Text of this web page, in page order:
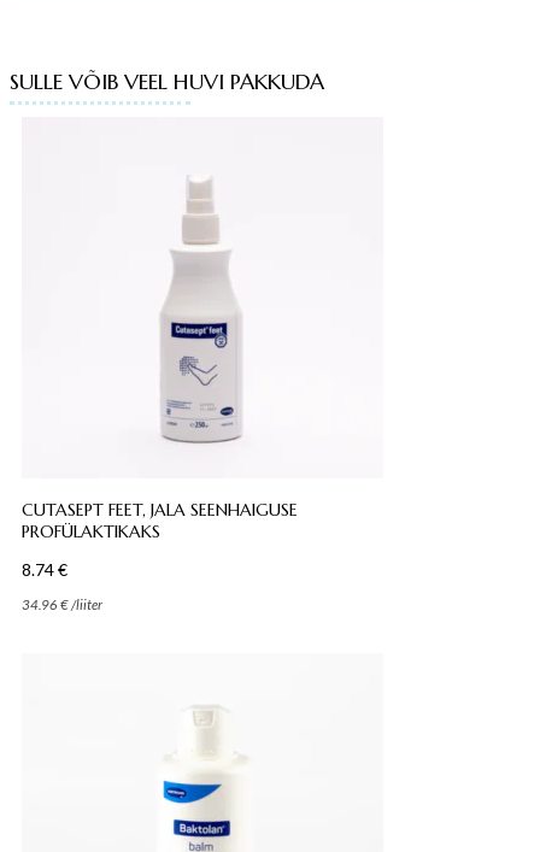
SULLE VÕIB VEEL HUVI PAKKUDA
CUTASEPT FEET, JALA SEENHAIGUSE
PROFÜLAKTIKAKS
8.74€
34.96 €/liiter